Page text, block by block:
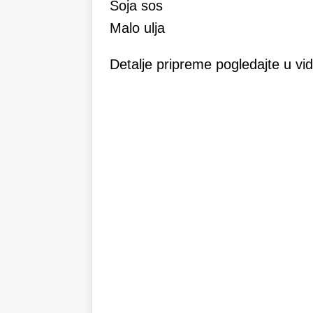
Soja sos
Malo ulja
Detalje pripreme pogledajte u